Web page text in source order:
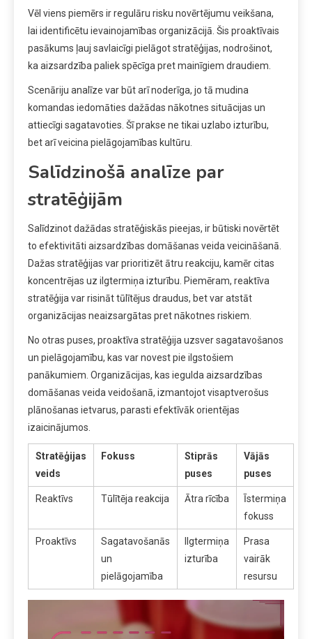
Vēl viens piemērs ir regulāru risku novērtējumu veikšana,
lai identificētu ievainojamības organizācijā. Šis proaktīvais
pasākums ļauj savlaicīgi pielāgot stratēģijas, nodrošinot,
ka aizsardzība paliek spēcīga pret mainīgiem draudiem.
Scenāriju analīze var būt arī noderīga, jo tā mudina
komandas iedomāties dažādas nākotnes situācijas un
attiecīgi sagatavoties. Šī prakse ne tikai uzlabo izturību,
bet arī veicina pielāgojamības kultūru.
Salīdzinošā analīze par
stratēģijām
Salīdzinot dažādas stratēģiskās pieejas, ir būtiski novērtēt
to efektivitāti aizsardzības domāšanas veida veicināšanā.
Dažas stratēģijas var prioritizēt ātru reakciju, kamēr citas
koncentrējas uz ilgtermiņa izturību. Piemēram, reaktīva
stratēģija var risināt tūlītējus draudus, bet var atstāt
organizācijas neaizsargātas pret nākotnes riskiem.
No otras puses, proaktīva stratēģija uzsver sagatavošanos
un pielāgojamību, kas var novest pie ilgstošiem
panākumiem. Organizācijas, kas iegulda aizsardzības
domāšanas veida veidošanā, izmantojot visaptverošus
plānošanas ietvarus, parasti efektīvāk orientējas
izaicinājumos.
Stratēģijas
veids
Fokuss
Stiprās
puses
Vājās
puses
Reaktīvs Tūlītēja reakcija Ātra rīcība
Īstermiņa
fokuss
Proaktīvs
Sagatavošanās
un
pielāgojamība
Ilgtermiņa
izturība
Prasa
vairāk
resursu